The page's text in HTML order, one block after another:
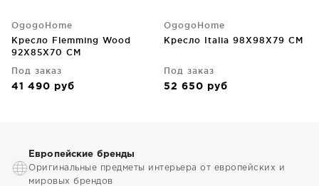
OgogoHome
Кресло Flemming Wood
92X85X70 CM
Под заказ
41 490 руб
OgogoHome
Кресло Italia 98X98X79 CM
Под заказ
52 650 руб
Европейские бренды
Оригинальные предметы интерьера от европейских и
мировых брендов